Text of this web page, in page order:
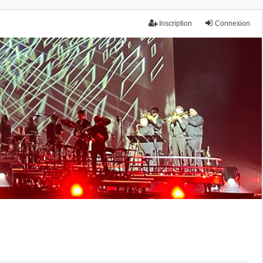
Connexion
Inscription